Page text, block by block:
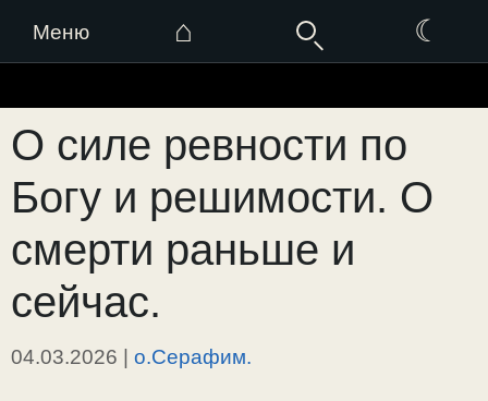
Меню ⌂ ☾
к
содержимому
О силе ревности по
Богу и решимости. О
смерти раньше и
сейчас.
04.03.2026 | о.Серафим.